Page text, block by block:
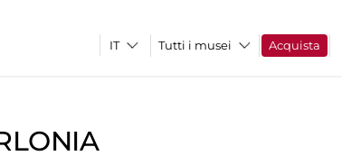
Tutti i musei Acquista